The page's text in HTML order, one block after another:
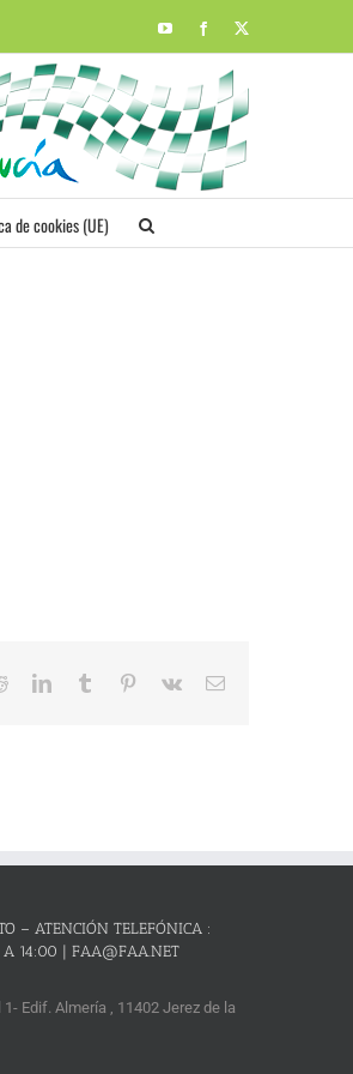
YouTubeFacebook
de cookies (UE)
RedditLinkedInTumblr Pinterest
Vk
Correo
– ATENCIÓN TELEFÓNICA :
14:00 | FAA@FAA.NET
Edif. Almería , 11402 Jerez de la